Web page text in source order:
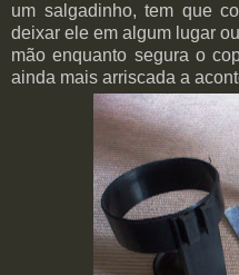
um salgadinho, tem que
deixar ele em algum lugar
mão enquanto segura o
ainda mais arriscada a